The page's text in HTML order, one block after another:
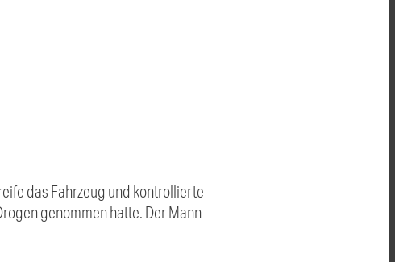
das Fahrzeug und kontrollierte
genommen hatte. Der Mann